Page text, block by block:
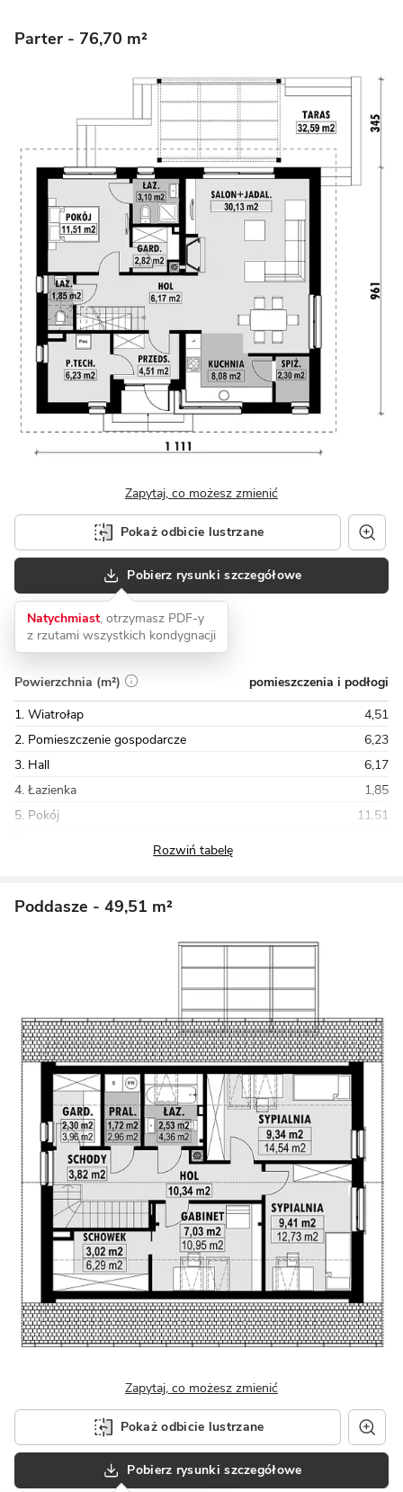
Parter - 76,70 m²
Zapytaj, co możesz zmienić
Pokaż odbicie lustrzane
Pobierz rysunki szczegółowe
Natychmiast, otrzymasz PDF-y
z rzutami wszystkich kondygnacji
Powierzchnia (m²)
pomieszczenia i podłogi
1. Wiatrołap
4,51
2. Pomieszczenie gospodarcze
6,23
3. Hall
6,17
4. Łazienka
1,85
5. Pokój
11,51
Poddasze - 49,51 m²
Zapytaj, co możesz zmienić
Pokaż odbicie lustrzane
Pobierz rysunki szczegółowe